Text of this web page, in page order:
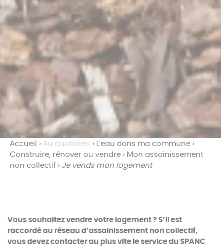
Accueil › Au quotidien › L’eau dans ma commune ›
Construire, rénover ou vendre › Mon assainissement
non collectif › Je vends mon logement
Vous souhaitez vendre votre logement ? S’il est
raccordé au réseau d’assainissement non collectif,
vous devez contacter au plus vite le service du SPANC